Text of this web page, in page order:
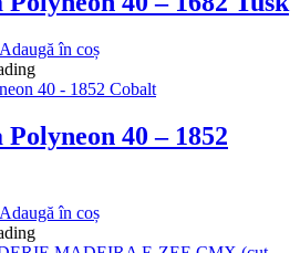
Adaugă în coș
40 – 1852
Adaugă în coș